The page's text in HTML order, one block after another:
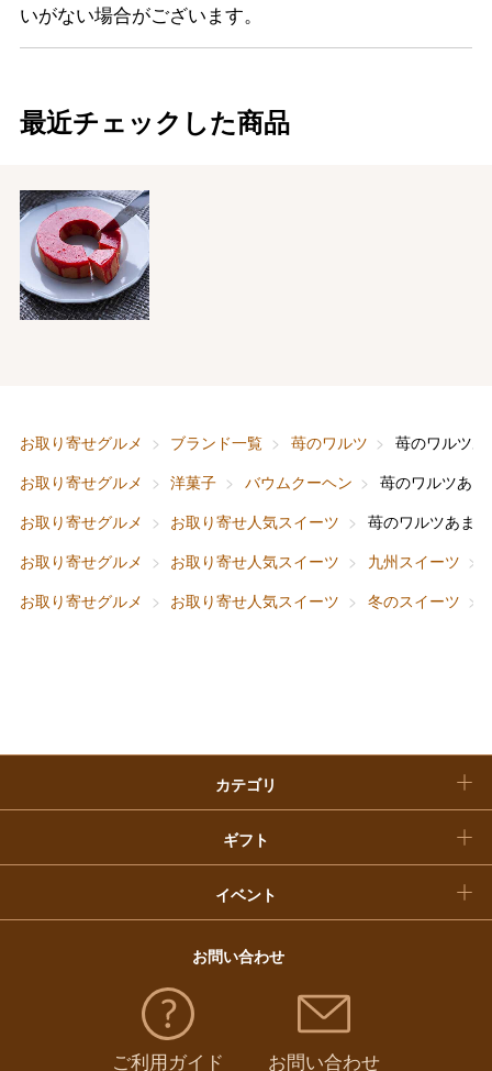
いがない場合がございます。
最近チェックした商品
お取り寄せグルメ ブランド一覧 苺のワルツ
苺のワルツ
お取り寄せグルメ
洋菓子 バウムクーヘン
苺のワルツあ
お取り寄せグルメ
お取り寄せ人気スイーツ
苺のワルツあま
お取り寄せグルメ
お取り寄せ人気スイーツ 九州スイーツ
お取り寄せグルメ
お取り寄せ人気スイーツ 冬のスイーツ
カテゴリ
ファッション
ホーム＆インテリア
ベビー＆キッズ
ギフト
出産内祝い
結婚内祝い
お香典返し
快気祝い
イベント
バレンタインチョコレート
父の日
お中元
敬老の日
福袋
お問い合わせ
ご利用ガイド お問い合わせ